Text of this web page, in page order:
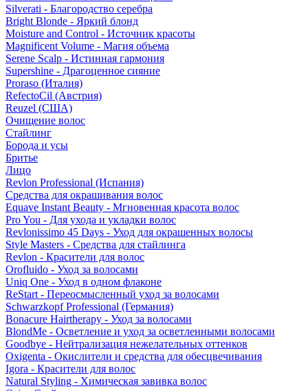
Silverati - Благородство серебра
Bright Blonde - Яркий блонд
Moisture and Control - Источник красоты
Magnificent Volume - Магия объема
Serene Scalp - Истинная гармония
Supershine - Драгоценное сияние
Proraso (Италия)
RefectoCil (Австрия)
Reuzel (США)
Очищение волос
Стайлинг
Борода и усы
Бритье
Лицо
Revlon Professional (Испания)
Средства для окрашивания волос
Equave Instant Beauty - Мгновенная красота волос
Pro You - Для ухода и укладки волос
Revlonissimo 45 Days - Уход для окрашенных волосы
Style Masters - Средства для стайлинга
Revlon - Красители для волос
Orofluido - Уход за волосами
Uniq One - Уход в одном флаконе
ReStart - Переосмысленный уход за волосами
Schwarzkopf Professional (Германия)
Bonacure Hairtherapy - Уход за волосами
BlondMe - Осветление и уход за осветленными волосами
Goodbye - Нейтрализация нежелательных оттенков
Oxigenta - Окислители и средства для обесцвечивания
Igora - Красители для волос
Natural Styling - Химическая завивка волос